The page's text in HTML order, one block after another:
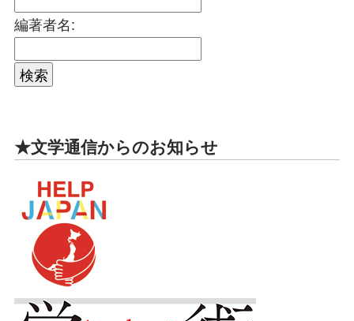
編著者名:
★文学通信からのお知らせ